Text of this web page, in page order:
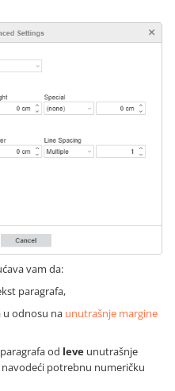
vam da:
paragrafa,
u odnosu na unutrašnje margine
od leve unutrašnje
potrebnu numeričku